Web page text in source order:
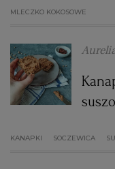
MLECZKO KOKOSOWE
KANAPKI SOCZEWICA